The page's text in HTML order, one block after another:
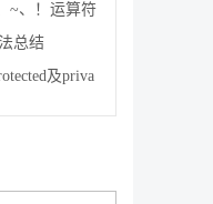
~、！运算符
总结
及priva